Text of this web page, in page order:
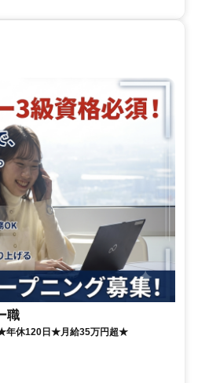
職
年休120日★月給35万円超★